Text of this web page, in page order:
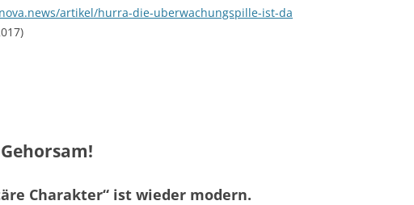
artikel/hurra-die-uberwachungspille-ist-da
Charakter“ ist wieder modern.